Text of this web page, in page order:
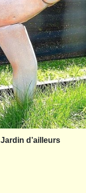
Jardin d’ailleurs